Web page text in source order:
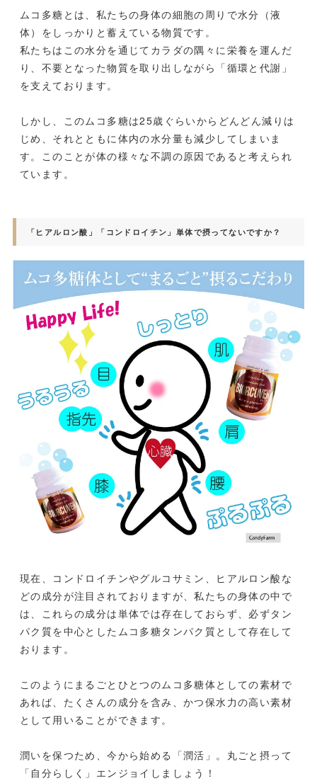
ムコ多糖とは、私たちの身体の細胞の周りで水分（液
体）をしっかりと蓄えている物質です。
私たちはこの水分を通じてカラダの隅々に栄養を運んだ
り、不要となった物質を取り出しながら「循環と代謝」
を支えております。
しかし、このムコ多糖は25歳ぐらいからどんどん減りは
じめ、それとともに体内の水分量も減少してしまいま
す。このことが体の様々な不調の原因であると考えられ
ています。
「ヒアルロン酸」「コンドロイチン」単体で摂ってないですか？
現在、コンドロイチンやグルコサミン、ヒアルロン酸な
どの成分が注目されておりますが、私たちの身体の中で
は、これらの成分は単体では存在しておらず、必ずタン
パク質を中心としたムコ多糖タンパク質として存在して
おります。
このようにまるごとひとつのムコ多糖体としての素材で
あれば、たくさんの成分を含み、かつ保水力の高い素材
として用いることができます。
潤いを保つため、今から始める「潤活」。丸ごと摂って
「自分らしく」エンジョイしましょう！